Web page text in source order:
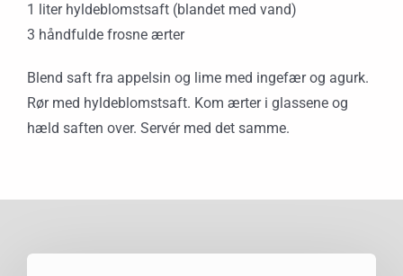
1 liter hyldeblomstsaft (blandet med vand)
3 håndfulde frosne ærter
Blend saft fra appelsin og lime med ingefær og agurk.
Rør med hyldeblomstsaft. Kom ærter i glassene og
hæld saften over. Servér med det samme.